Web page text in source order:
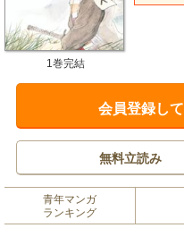
1巻完結
会員登録して
無料立読み
青年マンガ
ランキング